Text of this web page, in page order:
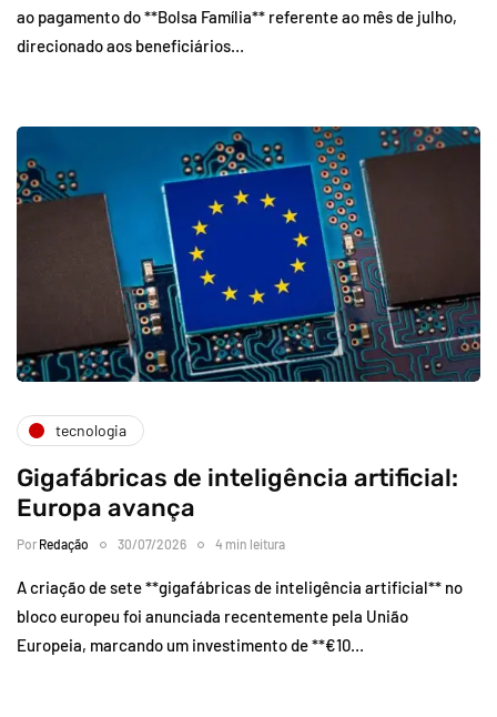
ao pagamento do **Bolsa Família** referente ao mês de julho,
direcionado aos beneficiários…
tecnologia
Gigafábricas de inteligência artificial:
Europa avança
Por Redação 30/07/2026 4 min leitura
A criação de sete **gigafábricas de inteligência artificial** no
bloco europeu foi anunciada recentemente pela União
Europeia, marcando um investimento de **€10…